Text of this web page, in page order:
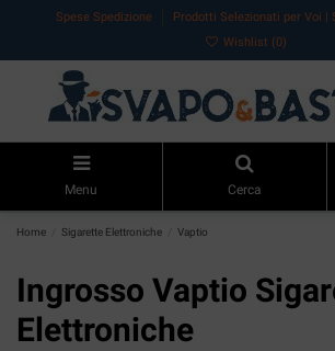
Spese Spedizione
Prodotti Selezionati per Voi |
Wishlist (0)
Menu Cerca
Home Sigarette Elettroniche Vaptio
Ingrosso Vaptio
Elettroniche